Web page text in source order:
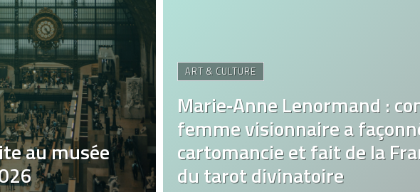
au musée
ART & CULTURE
Marie‑Anne Lenormand :
femme visionnaire a
cartomancie et fait de la
du tarot divinatoire